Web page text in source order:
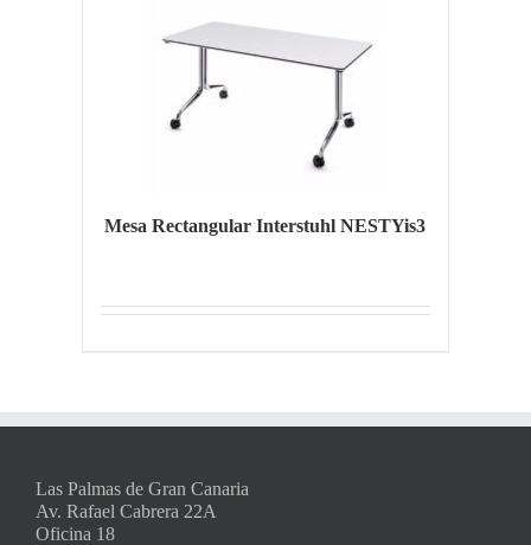
Mesa Rectangular Interstuhl NESTYis3
Las Palmas de Gran Canaria
Av. Rafael Cabrera 22A
Oficina 18